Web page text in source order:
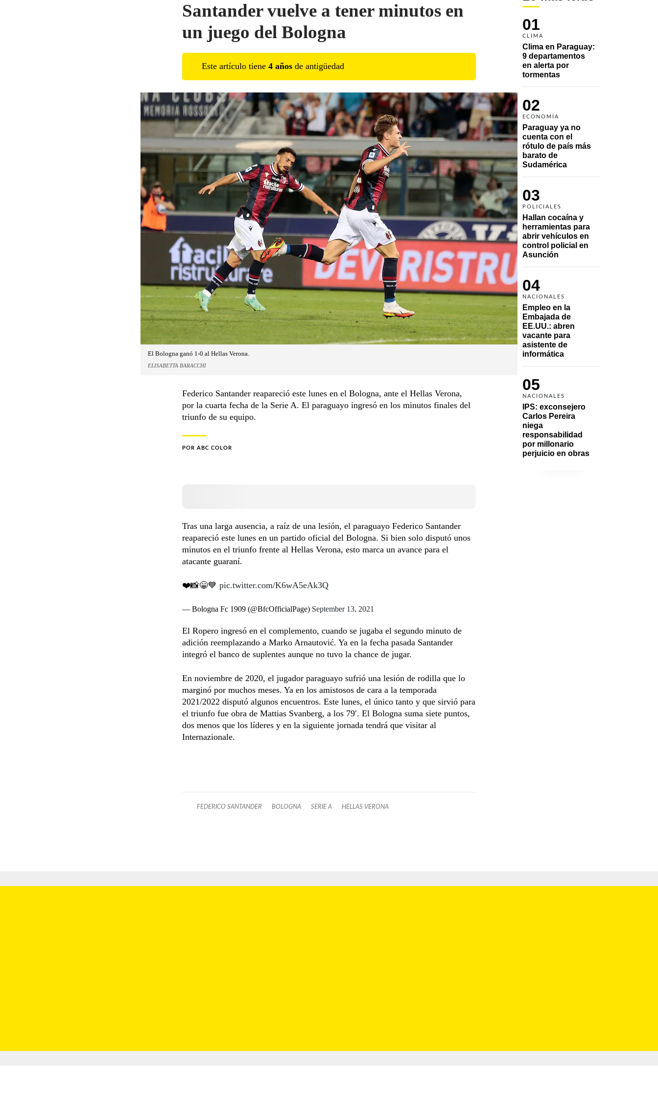
01
CLIMA
Clima en Paraguay:
9 departamentos
en alerta por
tormentas
02
ECONOMÍA
Paraguay ya no
cuenta con el
rótulo de país más
barato de
Sudamérica
03
POLICIALES
Hallan cocaína y
herramientas para
abrir vehículos en
control policial en
Asunción
04
NACIONALES
Empleo en la
Embajada de
EE.UU.: abren
vacante para
asistente de
informática
05
NACIONALES
IPS: exconsejero
Carlos Pereira
niega
responsabilidad
por millonario
perjuicio en obras
Santander vuelve a tener minutos en
un juego del Bologna
Este artículo tiene 4 años de antigüedad
El Bologna ganó 1-0 al Hellas Verona.
ELISABETTA BARACCHI
Federico Santander reapareció este lunes en el Bologna, ante el Hellas Verona,
por la cuarta fecha de la Serie A. El paraguayo ingresó en los minutos finales del
triunfo de su equipo.
POR ABC COLOR
Tras una larga ausencia, a raíz de una lesión, el paraguayo Federico Santander
reapareció este lunes en un partido oficial del Bologna. Si bien solo disputó unos
minutos en el triunfo frente al Hellas Verona, esto marca un avance para el
atacante guaraní.
❤️📸😁💙 pic.twitter.com/K6wA5eAk3Q
— Bologna Fc 1909 (@BfcOfficialPage) September 13, 2021
El Ropero ingresó en el complemento, cuando se jugaba el segundo minuto de
adición reemplazando a Marko Arnautović. Ya en la fecha pasada Santander
integró el banco de suplentes aunque no tuvo la chance de jugar.
En noviembre de 2020, el jugador paraguayo sufrió una lesión de rodilla que lo
marginó por muchos meses. Ya en los amistosos de cara a la temporada
2021/2022 disputó algunos encuentros. Este lunes, el único tanto y que sirvió para
el triunfo fue obra de Mattias Svanberg, a los 79′. El Bologna suma siete puntos,
dos menos que los líderes y en la siguiente jornada tendrá que visitar al
Internazionale.
FEDERICO SANTANDER BOLOGNA SERIE A HELLAS VERONA